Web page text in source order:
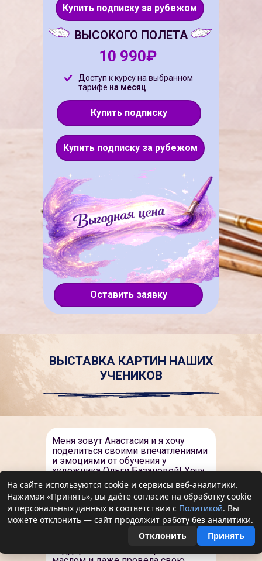
ВЫСОКОГО ПОЛЕТА
Оставить заявку
10 990₽
Доступ к курсу на выбранном
тарифе на месяц
Купить подписку
Купить подписку за рубежом
Купить подписку за рубежом
ВЫСТАВКА КАРТИН НАШИХ
УЧЕНИКОВ
Меня зовут Анастасия и я хочу
поделиться своими впечатлениями
и эмоциями от обучения у
художника Ольги Базановой! Хочу
выразить слова благодарности
Ольге и её творческой группе за их
потрясающие проекты! Это не
просто мастер-классы, а
полноценное обучение, которое
открывает двери в мир творчества
и вдохновения. Благодаря вашей
На сайте используются cookie и сервисы веб-аналитики.
Нажимая «Принять», вы даёте согласие на обработку cookie
и персональных данных в соответствии с Политикой. Вы
можете отклонить — сайт продолжит работу без аналитики.
Отклонить
Принять